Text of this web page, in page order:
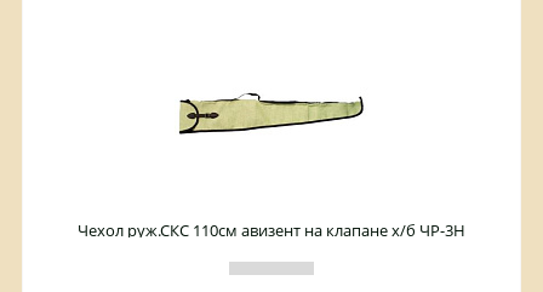
Чехол руж.СКС 110см авизент на клапане х/б ЧР-3Н